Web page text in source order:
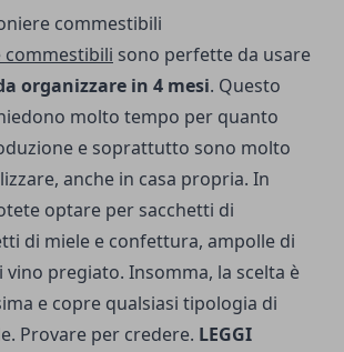
commestibili
sono perfette da usare
organizzare in 4 mesi. Questo
molto tempo per quanto
e soprattutto sono molto
anche in casa propria. In
optare per sacchetti di
di miele e confettura, ampolle di
pregiato. Insomma, la scelta è
e copre qualsiasi tipologia di
Provare per credere. LEGGI